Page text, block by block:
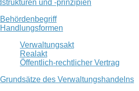
und -prinzipien
Behördenbegriff
Handlungsformen
Verwaltungsakt
Realakt
Öffentlich-rechtlicher Vertrag
Grundsätze des Verwaltungshandelns